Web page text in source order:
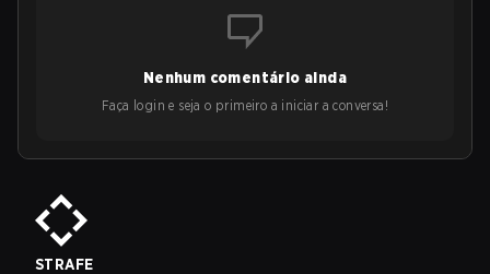
Nenhum comentário ainda
Faça login e seja o primeiro a iniciar a conversa!
STRAFE